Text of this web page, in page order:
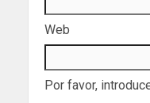
Web
Por favor,